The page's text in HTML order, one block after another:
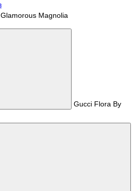
Magnolia
Gucci Flora By
Magnolia